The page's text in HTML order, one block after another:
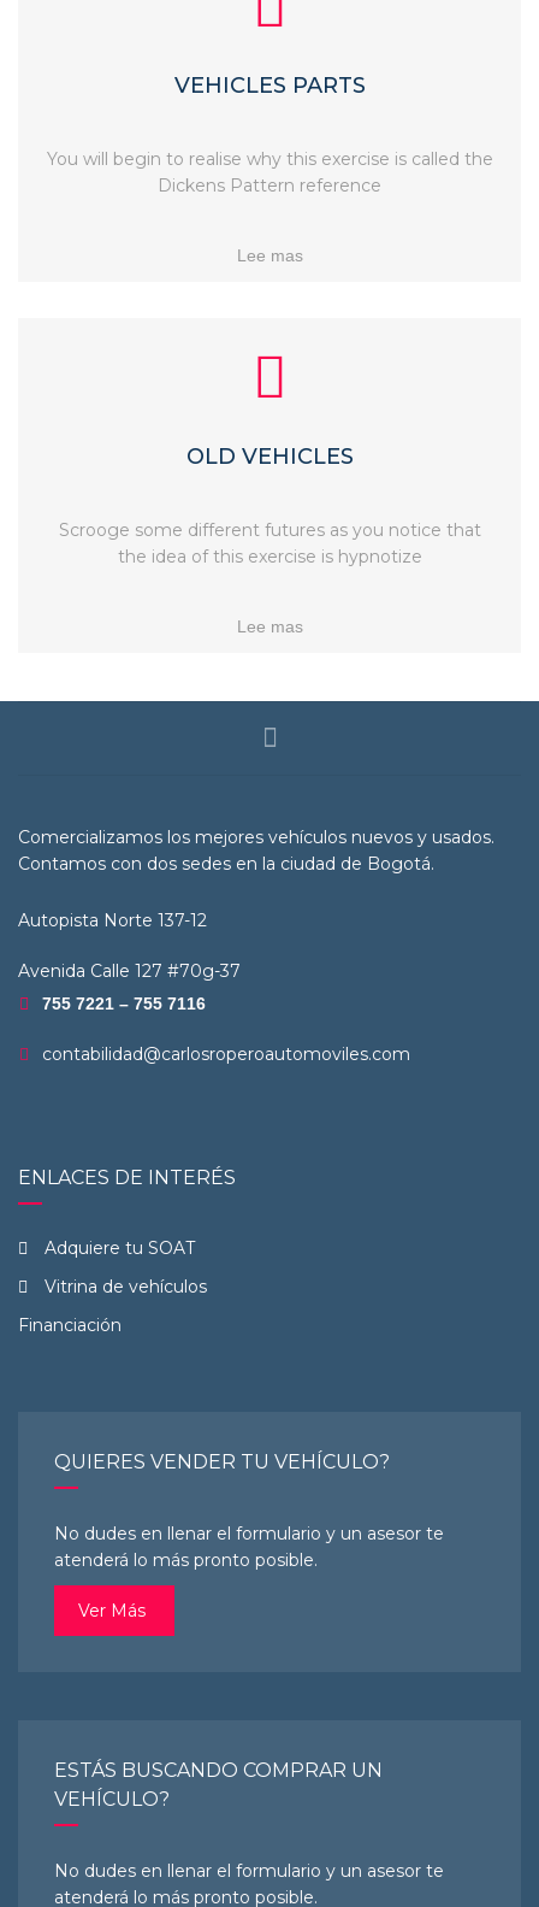
VEHICLES PARTS
You will begin to realise why this exercise is called the
Dickens Pattern reference
Lee mas
OLD VEHICLES
Scrooge some different futures as you notice that
the idea of this exercise is hypnotize
Lee mas
Comercializamos los mejores vehículos nuevos y usados.
Contamos con dos sedes en la ciudad de Bogotá.
Autopista Norte 137-12
Avenida Calle 127 #70g-37
755 7221 – 755 7116
contabilidad@carlosroperoautomoviles.com
ENLACES DE INTERÉS
Adquiere tu SOAT
Vitrina de vehículos
Financiación
QUIERES VENDER TU VEHÍCULO?
No dudes en llenar el formulario y un asesor te
atenderá lo más pronto posible.
Ver Más
ESTÁS BUSCANDO COMPRAR UN
VEHÍCULO?
No dudes en llenar el formulario y un asesor te
atenderá lo más pronto posible.